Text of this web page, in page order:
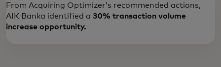
From Acquiring Optimizer’s recommended actions,
AIK Banka identified a 30% transaction volume
increase opportunity.